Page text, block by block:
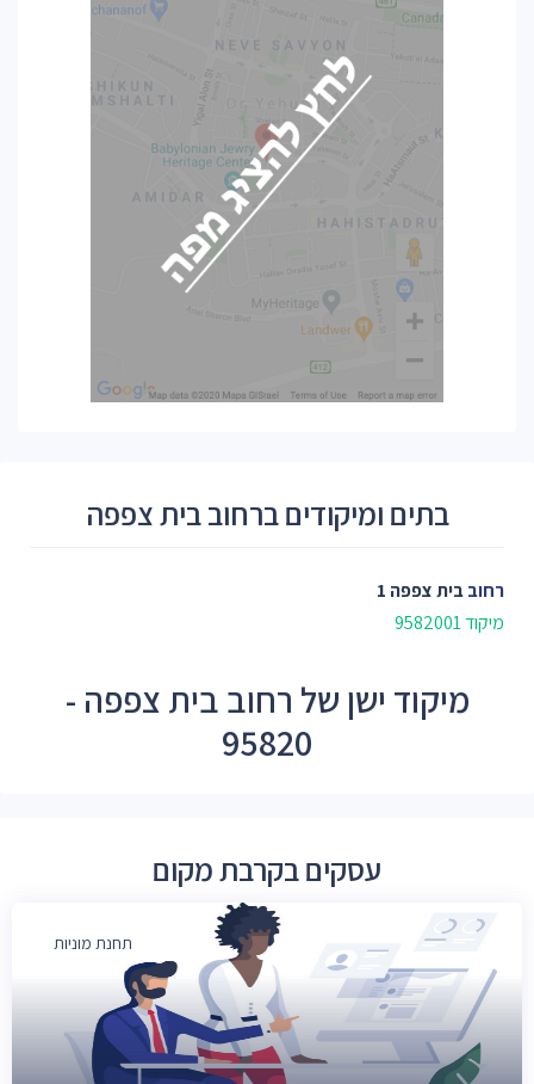
בתים ומיקודים ברחוב בית צפפה
רחובבית צפפה 1
מיקוד 9582001
מיקוד ישן של רחוב בית צפפה -
95820
עסקים בקרבת מקום
תחנת מוניות